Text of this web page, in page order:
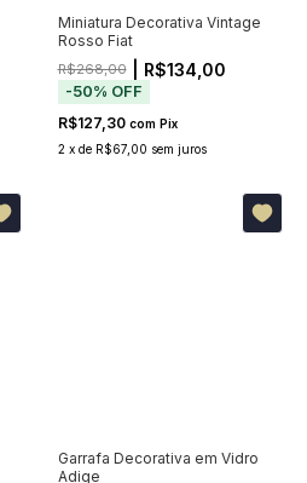
Miniatura Decorativa Vintage
Rosso Fiat
R$268,00| R$134,00
-50% OFF
R$127,30 com Pix
2 x de R$67,00 sem juros
Garrafa Decorativa em Vidro
Adige